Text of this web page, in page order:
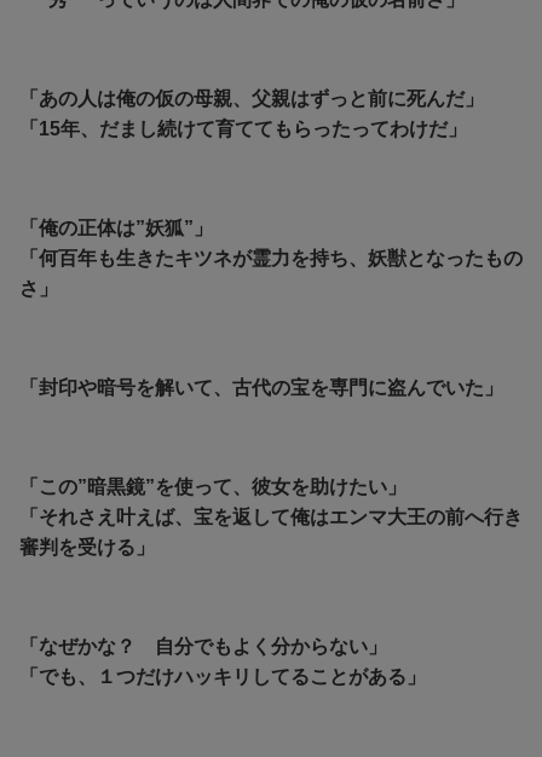
「あの人は俺の仮の母親、父親はずっと前に死んだ」
「15年、だまし続けて育ててもらったってわけだ」
「俺の正体は”妖狐”」
「何百年も生きたキツネが霊力を持ち、妖獣となったもの
さ」
「封印や暗号を解いて、古代の宝を専門に盗んでいた」
「この”暗黒鏡”を使って、彼女を助けたい」
「それさえ叶えば、宝を返して俺はエンマ大王の前へ行き
審判を受ける」
「なぜかな？ 自分でもよく分からない」
「でも、１つだけハッキリしてることがある」